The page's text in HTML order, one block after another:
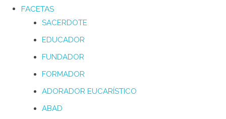
FACETAS
SACERDOTE
EDUCADOR
FUNDADOR
FORMADOR
ADORADOR EUCARÍSTICO
ABAD